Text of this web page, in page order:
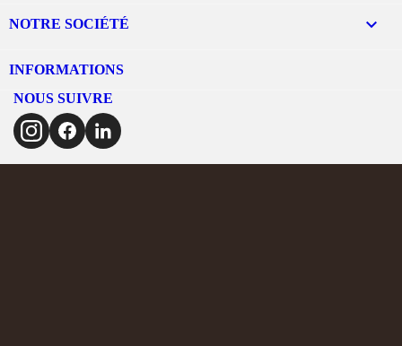
NOTRE SOCIÉTÉ 
INFORMATIONS
NOUS SUIVRE